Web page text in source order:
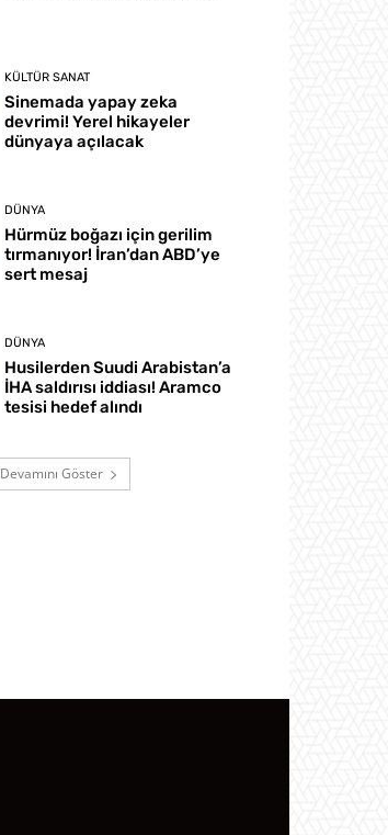
KÜLTÜR SANAT
Sinemada yapay zeka
devrimi! Yerel hikayeler
dünyaya açılacak
DÜNYA
Hürmüz boğazı için gerilim
tırmanıyor! İran’dan ABD’ye
sert mesaj
DÜNYA
Husilerden Suudi Arabistan’a
İHA saldırısı iddiası! Aramco
tesisi hedef alındı
Devamını Göster